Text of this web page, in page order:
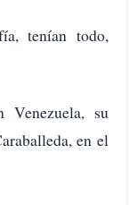
tenían todo,
Venezuela, su
en el